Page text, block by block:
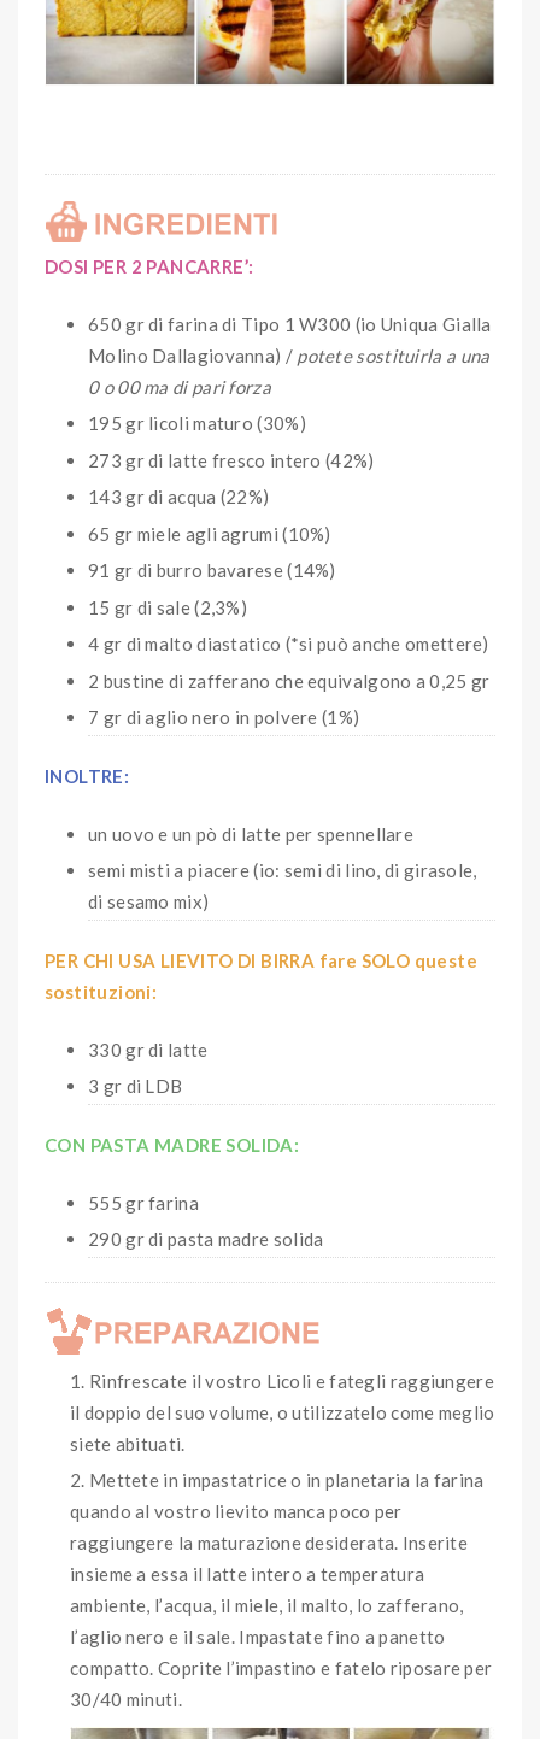
DOSI PER 2 PANCARRE’:
650 gr di farina di Tipo 1 W300 (io Uniqua Gialla
Molino Dallagiovanna) / potete sostituirla a una
0 o 00 ma di pari forza
195 gr licoli maturo (30%)
273 gr di latte fresco intero (42%)
143 gr di acqua (22%)
65 gr miele agli agrumi (10%)
91 gr di burro bavarese (14%)
15 gr di sale (2,3%)
4 gr di malto diastatico (*si può anche omettere)
2 bustine di zafferano che equivalgono a 0,25 gr
7 gr di aglio nero in polvere (1%)
INOLTRE:
un uovo e un pò di latte per spennellare
semi misti a piacere (io: semi di lino, di girasole,
di sesamo mix)
PER CHI USA LIEVITO DI BIRRA fare SOLO queste
sostituzioni:
330 gr di latte
3 gr di LDB
CON PASTA MADRE SOLIDA:
555 gr farina
290 gr di pasta madre solida
Rinfrescate il vostro Licoli e fategli raggiungere
il doppio del suo volume, o utilizzatelo come meglio
siete abituati.
Mettete in impastatrice o in planetaria la farina
quando al vostro lievito manca poco per
raggiungere la maturazione desiderata. Inserite
insieme a essa il latte intero a temperatura
ambiente, l’acqua, il miele, il malto, lo zafferano,
l’aglio nero e il sale. Impastate fino a panetto
compatto. Coprite l’impastino e fatelo riposare per
30/40 minuti.